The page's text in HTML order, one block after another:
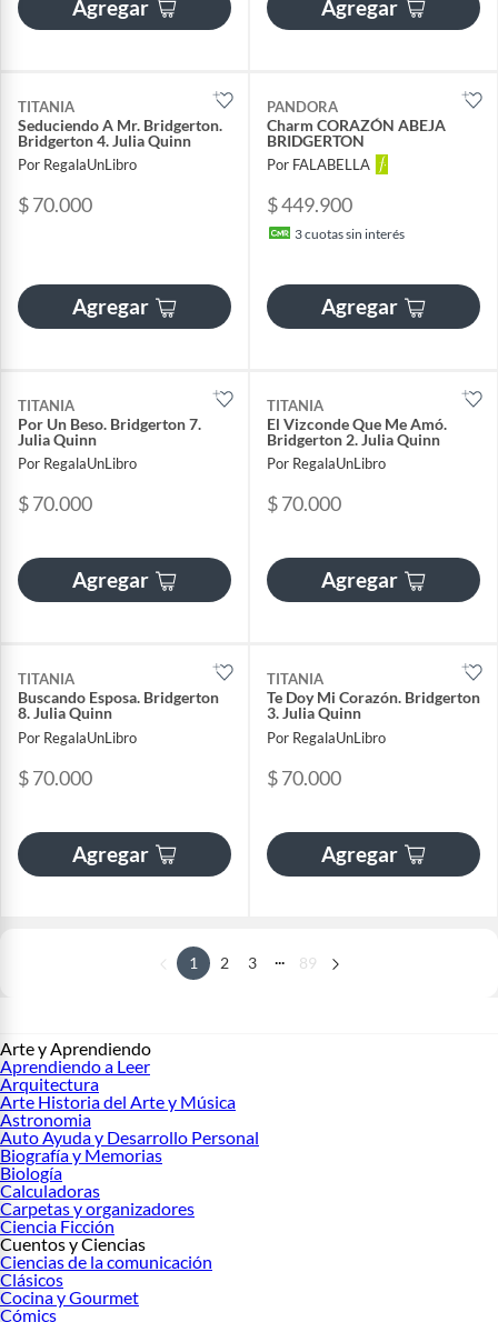
Agregar Agregar
TITANIA
Seduciendo A Mr. Bridgerton.
Bridgerton 4. Julia Quinn
Por RegalaUnLibro
$ 70.000
Agregar
PANDORA
Charm CORAZÓN ABEJA
BRIDGERTON
Por FALABELLA
$ 449.900
3cuotas sin interés
Agregar
TITANIA
Por Un Beso. Bridgerton 7.
Julia Quinn
Por RegalaUnLibro
$ 70.000
Agregar
TITANIA
El Vizconde Que Me Amó.
Bridgerton 2. Julia Quinn
Por RegalaUnLibro
$ 70.000
Agregar
TITANIA
Buscando Esposa. Bridgerton
8. Julia Quinn
Por RegalaUnLibro
$ 70.000
Agregar
TITANIA
Te Doy Mi Corazón. Bridgerton
3. Julia Quinn
Por RegalaUnLibro
$ 70.000
Agregar
1 2 3 ... 89
Arte y Aprendiendo
Aprendiendo a Leer
Arquitectura
Arte Historia del Arte y Música
Astronomia
Auto Ayuda y Desarrollo Personal
Biografía y Memorias
Biología
Calculadoras
Carpetas y organizadores
Ciencia Ficción
Cuentos y Ciencias
Ciencias de la comunicación
Clásicos
Cocina y Gourmet
Cómics